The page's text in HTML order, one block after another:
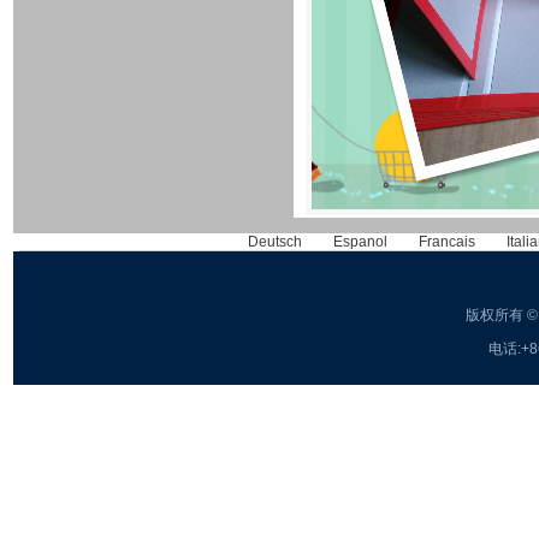
Deutsch Espanol Francais
版权所有
电话